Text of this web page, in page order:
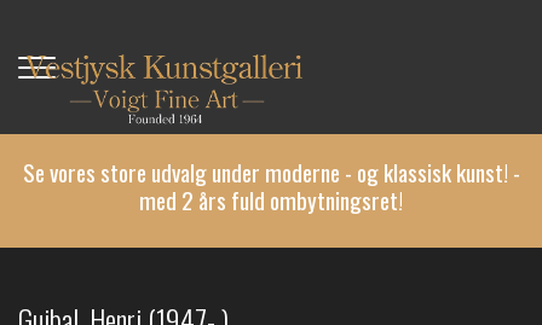
hovedindhold
Se vores store udvalg under moderne - og klassisk kunst! -
med 2 års fuld ombytningsret!